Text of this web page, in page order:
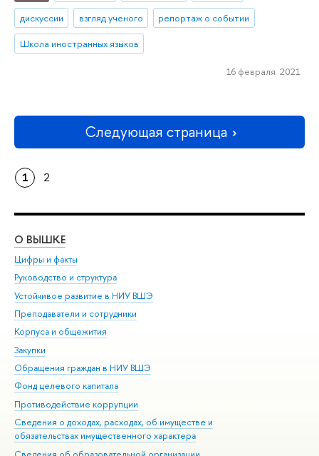
дискуссии
взгляд ученого
репортаж о событии
Школа иностранных языков
16 февраля 2021
Следующая страница
1 2
О ВЫШКЕ
Цифры и факты
Руководство и структура
Устойчивое развитие в НИУ ВШЭ
Преподаватели и сотрудники
Корпуса и общежития
Закупки
Обращения граждан в НИУ ВШЭ
Фонд целевого капитала
Противодействие коррупции
Сведения о доходах, расходах, об имуществе и
обязательствах имущественного характера